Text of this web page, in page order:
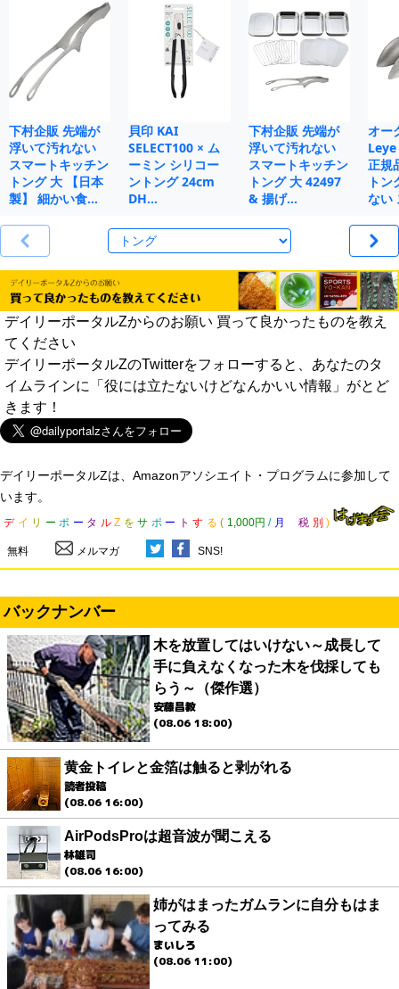
下村企販 先端が
浮いて汚れない
スマートキッチン
トング 大 【日本
製】 細かい食…
貝印 KAI
SELECT100 × ム
ーミン シリコー
ントング 24cm
DH…
下村企販 先端が
浮いて汚れない
スマートキッチン
トング 大 42497
& 揚げ…
オー
正規
ト
ない
デイリーポータルZからのお願い 買って良かったものを教え
てください
デイリーポータルZのTwitterをフォローすると、あなたのタ
イムラインに「役には立たないけどなんかいい情報」がとど
きます！
デイリーポータルZは、Amazonアソシエイト・プログラムに参加して
います。
デ イ リ ー ポ ー タ ル Z を サ ポ ー ト す る ( 1,000円 / 月 税 別 )
無料 メルマガ SNS!
バックナンバー
木を放置してはいけない～成長して
手に負えなくなった木を伐採しても
らう～（傑作選）
安藤昌教
(08.06 18:00)
黄金トイレと金箔は触ると剥がれる
読者投稿
(08.06 16:00)
AirPodsProは超音波が聞こえる
林雄司
(08.06 16:00)
姉がはまったガムランに自分もはま
ってみる
まいしろ
(08.06 11:00)